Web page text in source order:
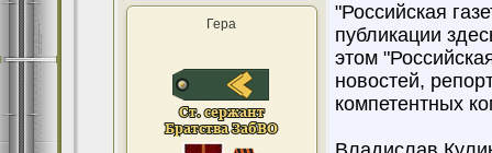
Гера
"Российская
публикации
этом
новостей,
компетентных